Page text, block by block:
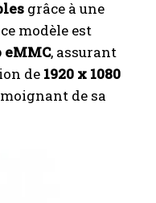
grâce à une
ce modèle est
eMMC, assurant
de 1920 x 1080
de sa